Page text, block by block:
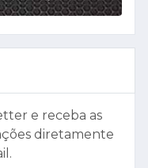
e receba as
diretamente